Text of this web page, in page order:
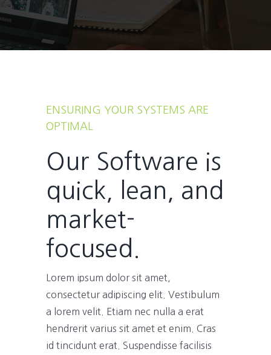
ENSURING YOUR SYSTEMS ARE
OPTIMAL
Our Software is
quick, lean, and
market-
focused.
Lorem ipsum dolor sit amet,
consectetur adipiscing elit. Vestibulum
a lorem velit. Etiam nec nulla a erat
hendrerit varius sit amet et enim. Cras
id tincidunt erat. Suspendisse facilisis